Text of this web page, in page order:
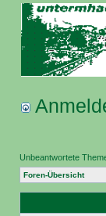
Unbeantwortete
Foren-Übersicht